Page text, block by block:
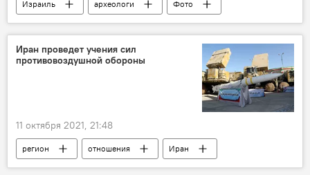
Израиль археологи
Фото
вино
Иран проведет учения сил
противовоздушной обороны
11 октября 2021, 21:48
регион отношения
Иран
ПВО